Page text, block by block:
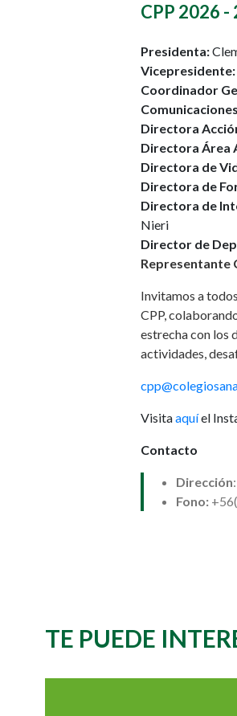
CPP 2026 -
Presidenta:
Vicepresidente:
Coordinador
Directora
Directora Área
Directora de
Directora de
Directora de
Nieri
Director de
Representante
Invitamos a
CPP,
estrecha con los
actividades,
Visitaaquíel
Contacto
Dirección
Fono:
TE PUEDE